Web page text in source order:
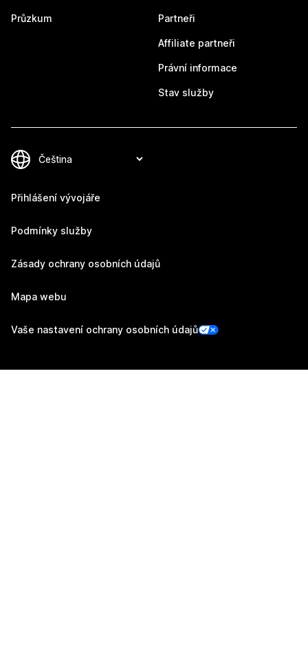
Průzkum Partneři
Affiliate partneři
Právní informace
Stav služby
Přihlášení vývojáře
Podmínky služby
Zásady ochrany osobních údajů
Mapa webu
Vaše nastavení ochrany osobních údajů